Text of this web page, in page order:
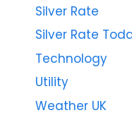
Silver Rate
Silver Rate
Technology
Utility
Weather UK